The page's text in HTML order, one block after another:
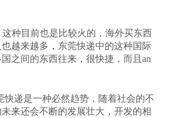
这种目前也是比较火的，海外买东西
越来越多，东莞快递中的这种国际
之间的东西往来，很快捷，而且 an
快递是一种必然趋势，随着社会的不
来还会不断的发展壮大，开发的相